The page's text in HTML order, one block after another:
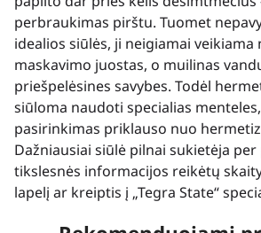
perbraukimas pirštu. Tuomet
idealios siūlės, ji neigiamai veikiama
maskavimo juostas, o muilinas
priešpelėsines savybes. Todėl
siūloma naudoti specialias
pasirinkimas priklauso nuo
Dažniausiai siūlė pilnai sukietėja per
tikslesnės informacijos reikėtų
lapelį ar kreiptis į „Tegra State“